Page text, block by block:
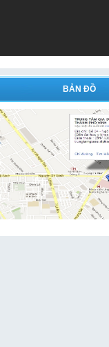
BẢN ĐỒ